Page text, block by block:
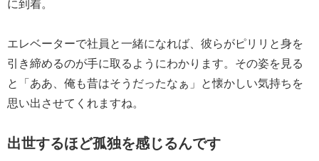
エレベーターで社員と一緒になれば、彼らがピリリと身を
引き締めるのが手に取るようにわかります。その姿を見る
と「ああ、俺も昔はそうだったなぁ」と懐かしい気持ちを
思い出させてくれますね。
出世するほど孤独を感じるんです